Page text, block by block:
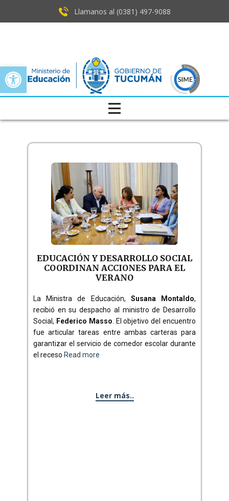
Open toolbar
Llamanos al (0381) ​497-9088
EDUCACIÓN Y DESARROLLO SOCIAL
COORDINAN ACCIONES PARA EL
VERANO
La Ministra de Educación, Susana Montaldo,
recibió en su despacho al ministro de Desarrollo
Social, Federico Masso . El objetivo del encuentro
fue articular tareas entre ambas carteras para
garantizar el servicio de comedor escolar durante
el receso Read more
Leer más..